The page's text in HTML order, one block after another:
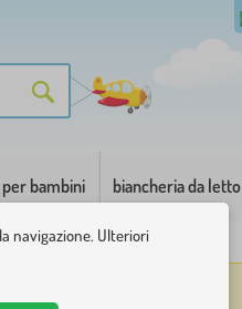
bambini biancheria da letto
navigazione. Ulteriori